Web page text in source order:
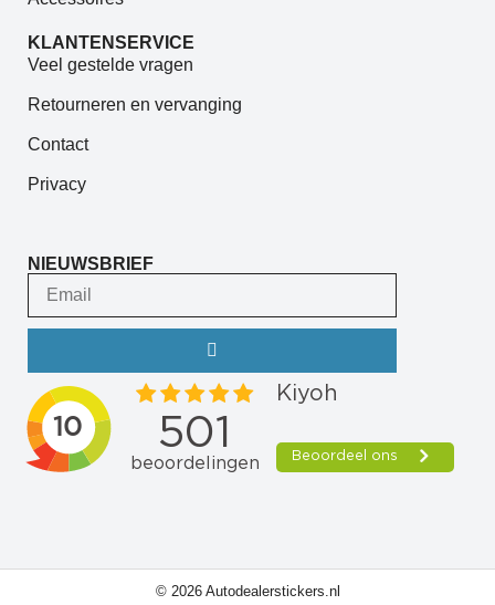
KLANTENSERVICE
Veel gestelde vragen
Retourneren en vervanging
Contact
Privacy
NIEUWSBRIEF
© 2026 Autodealerstickers.nl